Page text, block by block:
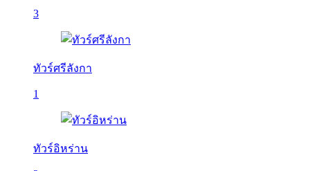
3
ทัวร์ศรีลังกา
1
ทัวร์อิหร่าน